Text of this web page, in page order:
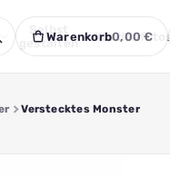
Selbst
gestalten
Kundenfotos
Warenkorb0,00€
Verstecktes Monster